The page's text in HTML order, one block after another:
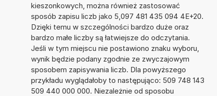
kieszonkowych, można również zastosować
sposób zapisu liczb jako 5,097 481 435 094 4E+20.
Dzięki temu w szczególności bardzo duże oraz
bardzo małe liczby są łatwiejsze do odczytania.
Jeśli w tym miejscu nie postawiono znaku wyboru,
wynik będzie podany zgodnie ze zwyczajowym
sposobem zapisywania liczb. Dla powyższego
przykładu wyglądałoby to następująco: 509 748 143
509 440 000 000. Niezależnie od sposobu